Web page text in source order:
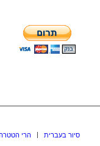
הרי סיור בעברית